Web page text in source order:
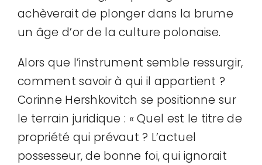
achèverait de plonger dans la brume
un âge d’or de la culture polonaise.
Alors que l’instrument semble ressurgir,
comment savoir à qui il appartient ?
Corinne Hershkovitch se positionne sur
le terrain juridique : « Quel est le titre de
propriété qui prévaut ? L’actuel
possesseur, de bonne foi, qui ignorait